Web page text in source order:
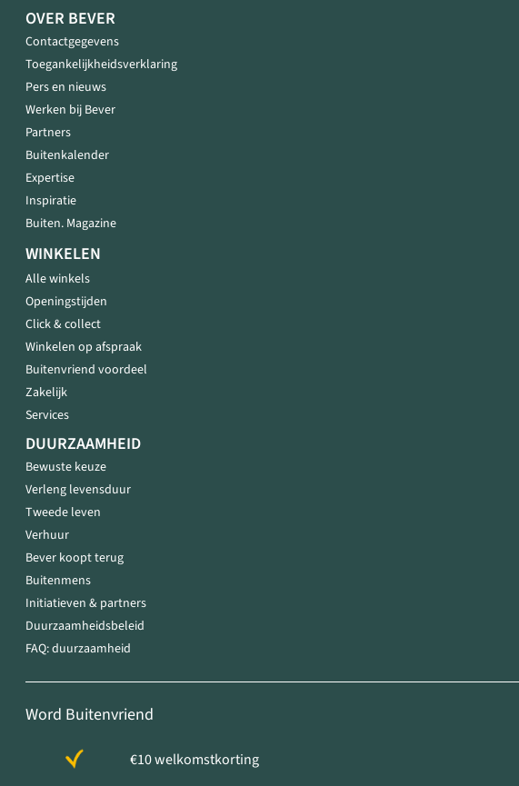
OVER BEVER
Contactgegevens
Toegankelijkheidsverklaring
Pers en nieuws
Werken bij Bever
Partners
Buitenkalender
Expertise
Inspiratie
Buiten. Magazine
WINKELEN
Alle winkels
Openingstijden
Click & collect
Winkelen op afspraak
Buitenvriend voordeel
Zakelijk
Services
DUURZAAMHEID
Bewuste keuze
Verleng levensduur
Tweede leven
Verhuur
Bever koopt terug
Buitenmens
Initiatieven & partners
Duurzaamheidsbeleid
FAQ: duurzaamheid
Word Buitenvriend
€10 welkomstkorting